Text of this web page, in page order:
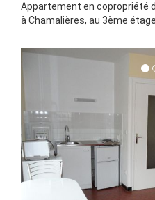
Appartement en copropriété
à Chamalières, au 3ème étage